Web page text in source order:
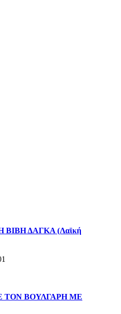
ΔΑΓΚΑ (Λαϊκή
ΤΟΝ ΒΟΥΛΓΑΡΗ ΜΕ